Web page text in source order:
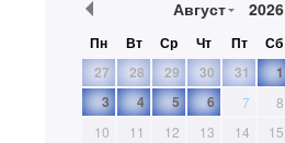
Август 2026
Пн Вт Ср Чт Пт Сб
27
28 29 30 31 1
3
4 5 6 7 8
10
11 12 13 14 15